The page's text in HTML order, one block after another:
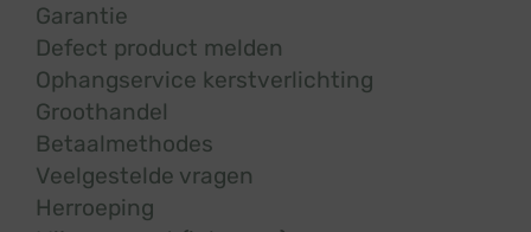
Garantie
Defect product melden
Ophangservice kerstverlichting
Groothandel
Betaalmethodes
Veelgestelde vragen
Herroeping